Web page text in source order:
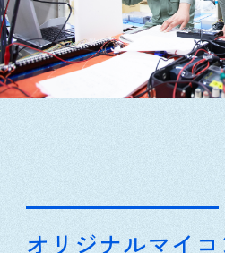
オリジナルマイ